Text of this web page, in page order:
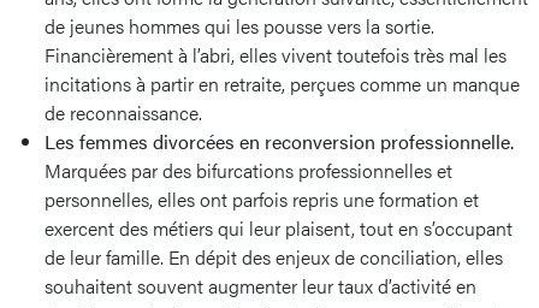
de jeunes hommes qui les pousse vers la sortie.
Financièrement à l’abri, elles vivent toutefois très mal les
incitations à partir en retraite, perçues comme un manque
de reconnaissance.
Les femmes divorcées en reconversion professionnelle.
Marquées par des bifurcations professionnelles et
personnelles, elles ont parfois repris une formation et
exercent des métiers qui leur plaisent, tout en s’occupant
de leur famille. En dépit des enjeux de conciliation, elles
souhaitent souvent augmenter leur taux d’activité en